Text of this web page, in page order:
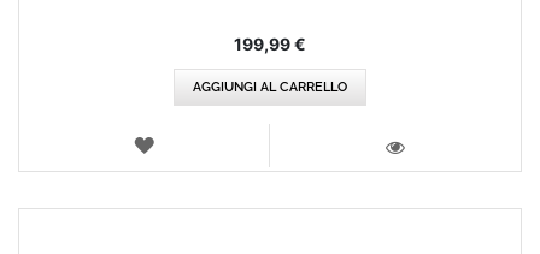
199,99 €
AGGIUNGI AL CARRELLO
LISTA